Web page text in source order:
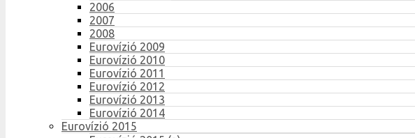
2006
2007
2008
Eurovízió 2009
Eurovízió 2010
Eurovízió 2011
Eurovízió 2012
Eurovízió 2013
Eurovízió 2014
Eurovízió 2015